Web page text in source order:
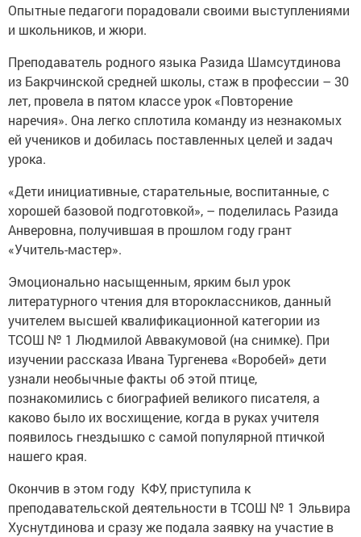
Опытные педагоги порадовали своими выступлениями
и школьников, и жюри.
Преподаватель родного языка Разида Шамсутдинова
из Бакрчинской средней школы, стаж в профессии – 30
лет, провела в пятом классе урок «Повторение
наречия». Она легко сплотила команду из незнакомых
ей учеников и добилась поставленных целей и задач
урока.
«Дети инициативные, старательные, воспитанные, с
хорошей базовой подготовкой», – поделилась Разида
Анверовна, получившая в прошлом году грант
«Учитель-мастер».
Эмоционально насыщенным, ярким был урок
литературного чтения для второклассников, данный
учителем высшей квалификационной категории из
ТСОШ № 1 Людмилой Аввакумовой (на снимке). При
изучении рассказа Ивана Тургенева «Воробей» дети
узнали необычные факты об этой птице,
познакомились с биографией великого писателя, а
каково было их восхищение, когда в руках учителя
появилось гнездышко с самой популярной птичкой
нашего края.
Окончив в этом году КФУ, приступила к
преподавательской деятельности в ТСОШ № 1 Эльвира
Хуснутдинова и сразу же подала заявку на участие в